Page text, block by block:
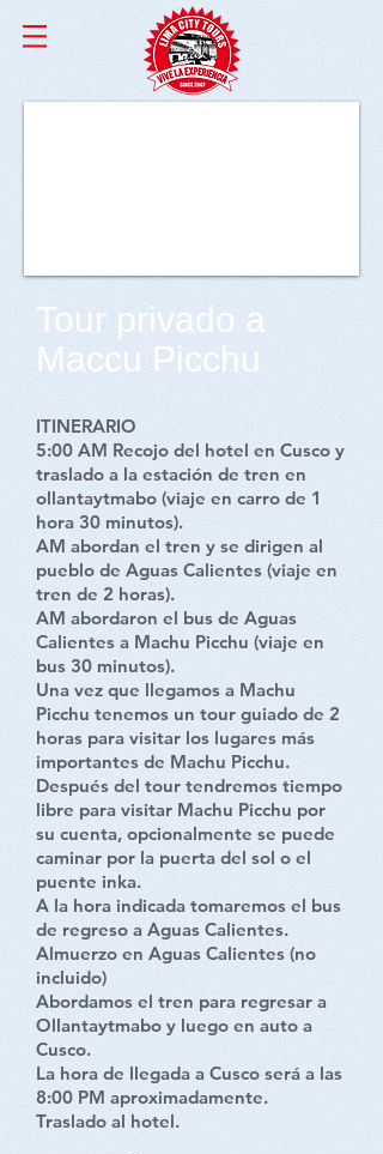
Tour privado a
Maccu Picchu
ITINERARIO
5:00 AM Recojo del hotel en Cusco y
traslado a la estación de tren en
ollantaytmabo (viaje en carro de 1
hora 30 minutos).
AM abordan el tren y se dirigen al
pueblo de Aguas Calientes (viaje en
tren de 2 horas).
AM abordaron el bus de Aguas
Calientes a Machu Picchu (viaje en
bus 30 minutos).
Una vez que llegamos a Machu
Picchu tenemos un tour guiado de 2
horas para visitar los lugares más
importantes de Machu Picchu.
Después del tour tendremos tiempo
libre para visitar Machu Picchu por
su cuenta, opcionalmente se puede
caminar por la puerta del sol o el
puente inka.
A la hora indicada tomaremos el bus
de regreso a Aguas Calientes.
Almuerzo en Aguas Calientes (no
incluido)
Abordamos el tren para regresar a
Ollantaytmabo y luego en auto a
Cusco.
La hora de llegada a Cusco será a las
8:00 PM aproximadamente.
Traslado al hotel.